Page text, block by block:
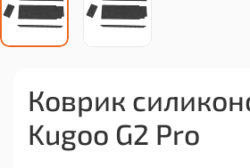
Коврик
Kugoo G2 Pro